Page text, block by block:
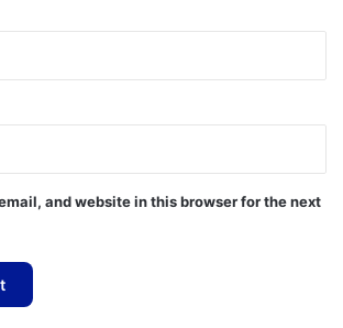
and website in this browser for the next